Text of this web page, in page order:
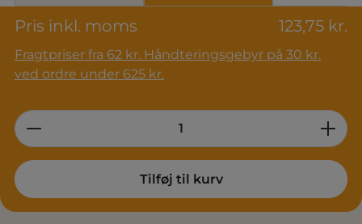
Pris inkl. moms 123,75 kr.
Fragtpriser fra 62 kr. Håndteringsgebyr på 30 kr.
ved ordre under 625 kr.
Product Quantity: Enter the desired
Tilføj til kurv